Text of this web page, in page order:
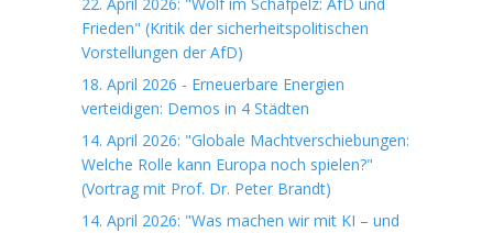
Frieden" (Kritik der sicherheitspolitischen
Vorstellungen der AfD)
18. April 2026 - Erneuerbare Energien
verteidigen: Demos in 4 Städten
14. April 2026: "Globale Machtverschiebungen:
Welche Rolle kann Europa noch spielen?"
(Vortrag mit Prof. Dr. Peter Brandt)
14. April 2026: "Was machen wir mit KI – und